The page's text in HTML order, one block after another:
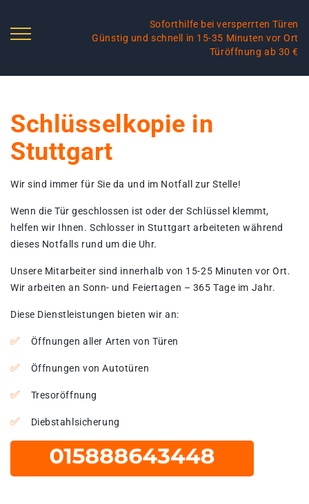
Soforthilfe bei versperrten Türen
Günstig und schnell in 15-35 Minuten vor Ort
Türöffnung ab 30 €
Schlüsselkopie in
Stuttgart
Wir sind immer für Sie da und im Notfall zur Stelle!
Wenn die Tür geschlossen ist oder der Schlüssel klemmt,
helfen wir Ihnen. Schlosser in Stuttgart arbeiteten während
dieses Notfalls rund um die Uhr.
Unsere Mitarbeiter sind innerhalb von 15-25 Minuten vor Ort.
Wir arbeiten an Sonn- und Feiertagen – 365 Tage im Jahr.
Diese Dienstleistungen bieten wir an:
Öffnungen aller Arten von Türen
Öffnungen von Autotüren
Tresoröffnung
Diebstahlsicherung